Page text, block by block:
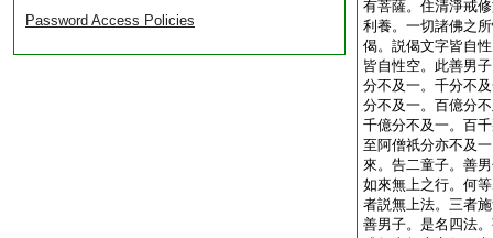
Password Access Policies
有菩薩。住清淨戒
利養。一切諸佛之
偈。説偈文字皆自
皆自性空。此善男
分不及一。千分不
分不及一。百億分
千億分不及一。百
至阿僧祇分亦不及
來。告二童子。善
如來無上之行。何
者説無上法。三者
善男子。是名四法